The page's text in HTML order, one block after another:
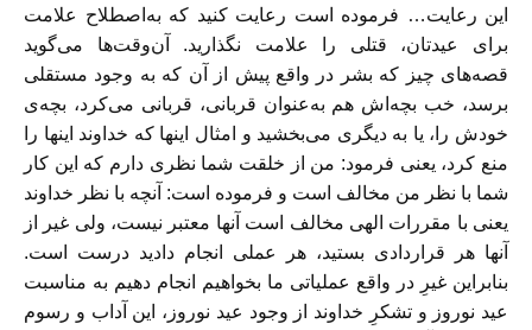
این رعایت… فرموده است رعایت کنید که به‌اصطلاح علامت
برای عیدتان، قتلی را علامت نگذارید. آ‌ن‌وقت‌ها می‌گوید
قصه‌های چیز که بشر در واقع پیش از آن که به وجود مستقلی
برسد، خب بچه‌اش هم به‌عنوان قربانی، قربانی می‌کرد، بچه‌ی
خودش را، یا به دیگری می‌بخشید و امثال اینها که خداوند اینها را
منع کرد، یعنی فرمود: من از خلقت شما نظری دارم که این کار
شما با نظر من مخالف است و فرموده است: آنچه با نظر خداوند
یعنی با مقررات الهی مخالف است آنها معتبر نیست، ولی غیر از
آنها هر قراردادی بستید، هر عملی انجام دادید درست است.
بنابراین غیرِ در واقع عملیاتی ما بخواهیم انجام دهیم به مناسبت
عید نوروز و تشکرِ خداوند از وجود عید نوروز، این آداب و رسوم